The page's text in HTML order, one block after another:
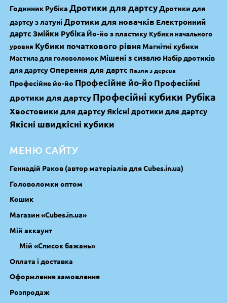
Годинник Рубіка Дротики для дартсу Дротики для
дартсу з латуніДротики для новачків Електронний
дартс Змійки Рубіка Йо-йо з пластику Кубики начального
уровня Кубики початкового рівня Магнітні кубики
Мастила для головоломок Мішені з сизалю Набір дротиків
для дартсуОперення для дартс Пазли з дерева
Професійне йо-йо Професійне йо-йоПрофесійні
дротики для дартсуПрофесійні кубики Рубіка
Хвостовики для дартсу Якісні дротики для дартсу
Якісні швидкісні кубики
МЕНЮ САЙТУ
Геннадій Раков (автор матеріалів для Cubes.in.ua)
Головоломки оптом
Кошик
Магазин «Cubes.in.ua»
Мій аккаунт
Мій «Список бажань»
Оплата і доставка
Оформлення замовлення
Розпродаж